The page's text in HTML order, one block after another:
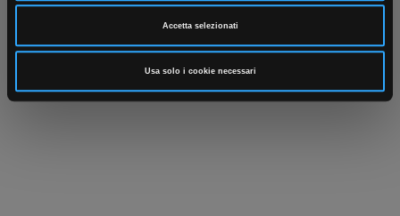
Accetta selezionati
Usa solo i cookie necessari
Parla con il tuo customer care
Negozi di materiale elettrico vicino a